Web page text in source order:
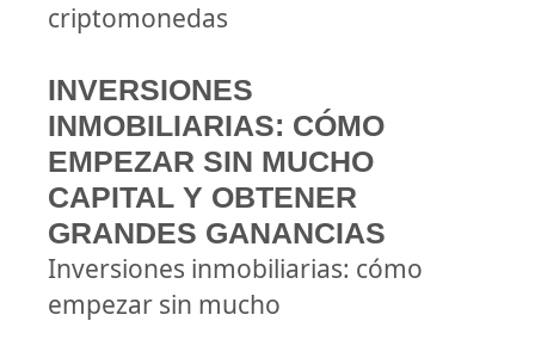
criptomonedas
INVERSIONES
INMOBILIARIAS: CÓMO
EMPEZAR SIN MUCHO
CAPITAL Y OBTENER
GRANDES GANANCIAS
Inversiones inmobiliarias: cómo
empezar sin mucho